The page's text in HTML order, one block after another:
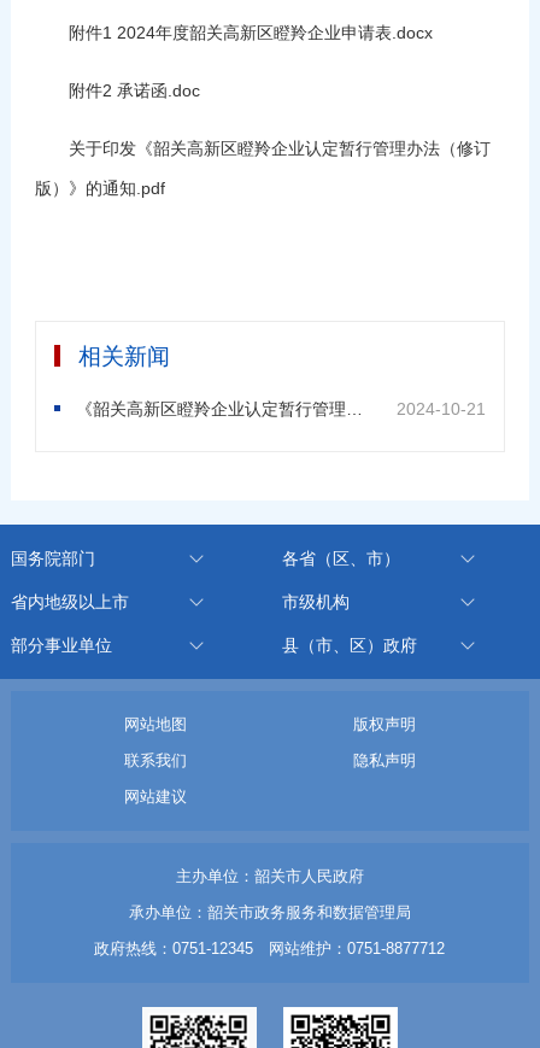
附件1 2024年度韶关高新区瞪羚企业申请表.docx
附件2 承诺函.doc
关于印发《韶关高新区瞪羚企业认定暂行管理办法（修订
版）》的通知.pdf
相关新闻
2024-10-21
国务院部门 各省（区、市）
省内地级以上市 市级机构
部分事业单位 县（市、区）政府
网站地图
版权声明
联系我们
隐私声明
网站建议
主办单位：韶关市人民政府
承办单位：韶关市政务服务和数据管理局
政府热线：0751-12345 网站维护：0751-8877712